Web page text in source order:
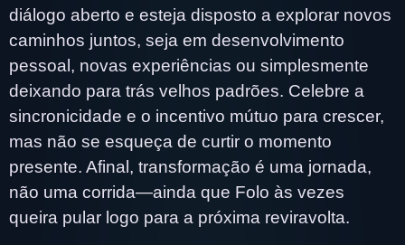
diálogo aberto e esteja disposto a explorar novos
caminhos juntos, seja em desenvolvimento
pessoal, novas experiências ou simplesmente
deixando para trás velhos padrões. Celebre a
sincronicidade e o incentivo mútuo para crescer,
mas não se esqueça de curtir o momento
presente. Afinal, transformação é uma jornada,
não uma corrida—ainda que Folo às vezes
queira pular logo para a próxima reviravolta.